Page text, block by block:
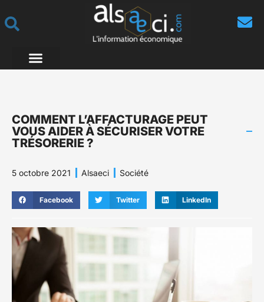
COMMENT L’AFFACTURAGE PEUT
VOUS AIDER À SÉCURISER VOTRE
TRÉSORERIE ?
5 octobre 2021 Alsaeci Société
Facebook Twitter LinkedIn